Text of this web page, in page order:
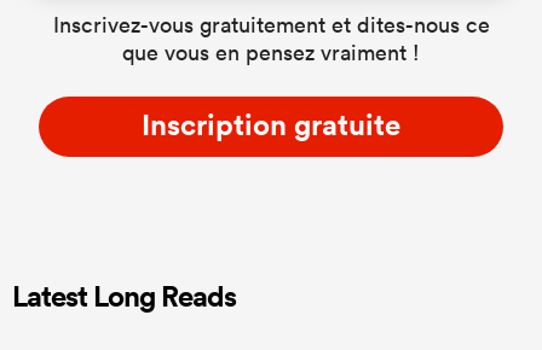
Inscrivez-vous gratuitement et dites-nous ce
que vous en pensez vraiment !
Inscription gratuite
Latest Long Reads